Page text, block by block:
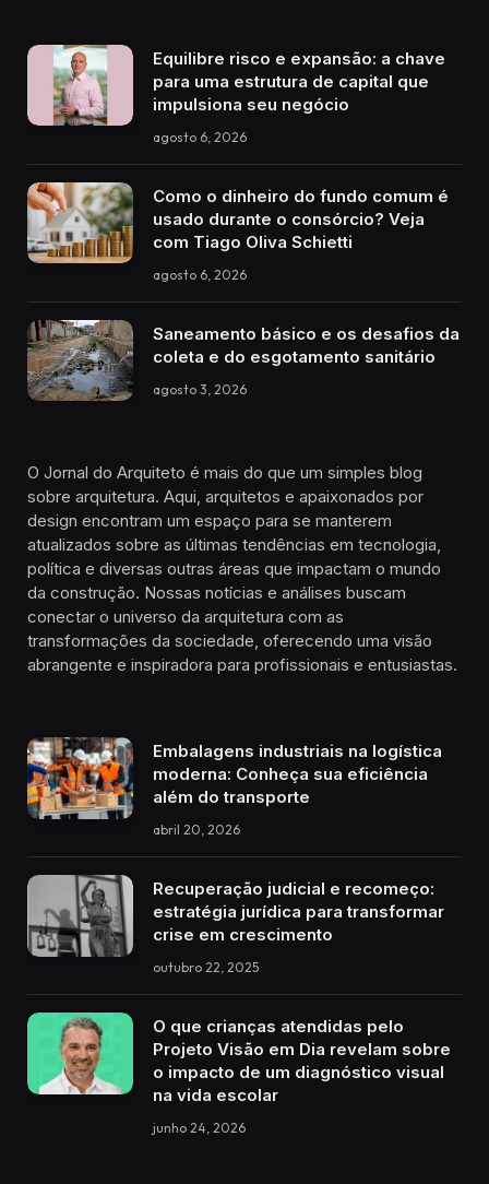
Equilibre risco e expansão: a chave
para uma estrutura de capital que
impulsiona seu negócio
agosto 6, 2026
Como o dinheiro do fundo comum é
usado durante o consórcio? Veja
com Tiago Oliva Schietti
agosto 6, 2026
Saneamento básico e os desafios da
coleta e do esgotamento sanitário
agosto 3, 2026
O Jornal do Arquiteto é mais do que um simples blog
sobre arquitetura. Aqui, arquitetos e apaixonados por
design encontram um espaço para se manterem
atualizados sobre as últimas tendências em tecnologia,
política e diversas outras áreas que impactam o mundo
da construção. Nossas notícias e análises buscam
conectar o universo da arquitetura com as
transformações da sociedade, oferecendo uma visão
abrangente e inspiradora para profissionais e entusiastas.
Embalagens industriais na logística
moderna: Conheça sua eficiência
além do transporte
abril 20, 2026
Recuperação judicial e recomeço:
estratégia jurídica para transformar
crise em crescimento
outubro 22, 2025
O que crianças atendidas pelo
Projeto Visão em Dia revelam sobre
o impacto de um diagnóstico visual
na vida escolar
junho 24, 2026